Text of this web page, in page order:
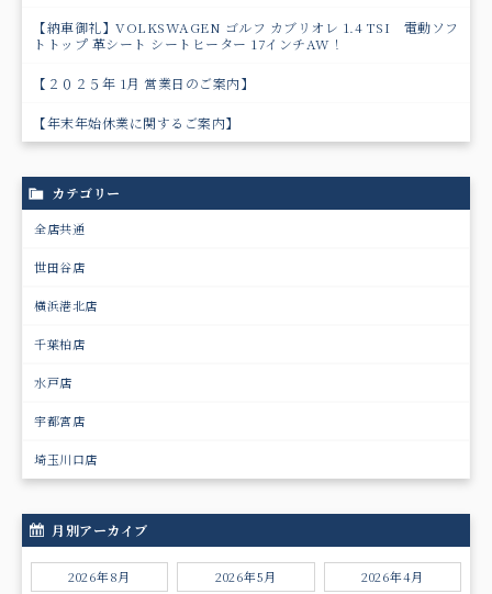
【納車御礼】VOLKSWAGEN ゴルフ カブリオレ 1.4 TSI 電動ソフ
トトップ 革シート シートヒーター 17インチAW！
【２０２５年 1月 営業日のご案内】
【年末年始休業に関するご案内】
カテゴリー
全店共通
世田谷店
横浜港北店
千葉柏店
水戸店
宇都宮店
埼玉川口店
月別アーカイブ
2026年8月 2026年5月 2026年4月